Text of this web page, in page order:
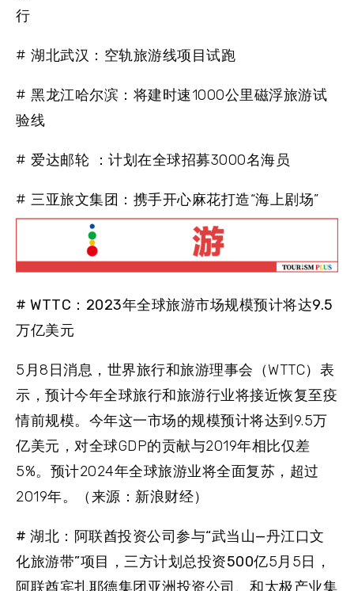
行
# 湖北武汉：空轨旅游线项目试跑
# 黑龙江哈尔滨：将建时速1000公里磁浮旅游试
验线
# 爱达邮轮 ：计划在全球招募3000名海员
# 三亚旅文集团：携手开心麻花打造“海上剧场”
# WTTC：2023年全球旅游市场规模预计将达9.5
万亿美元
5月8日消息，世界旅行和旅游理事会（WTTC）表
示，预计今年全球旅行和旅游行业将接近恢复至疫
情前规模。今年这一市场的规模预计将达到9.5万
亿美元，对全球GDP的贡献与2019年相比仅差
5%。预计2024年全球旅游业将全面复苏，超过
2019年。（来源：新浪财经）
# 湖北：阿联酋投资公司参与“武当山—丹江口文
化旅游带”项目，三方计划总投资500亿5月5日，
阿联酋宾扎耶德集团亚洲投资公司、和太极产业集